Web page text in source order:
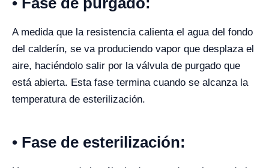
A medida que la resistencia calienta el agua del fondo
del calderín, se va produciendo vapor que desplaza el
aire, haciéndolo salir por la válvula de purgado que
está abierta. Esta fase termina cuando se alcanza la
temperatura de esterilización.
• Fase de esterilización: